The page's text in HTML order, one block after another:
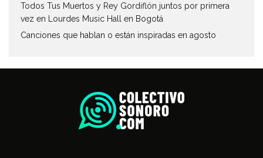
Todos Tus Muertos y Rey Gordiflón juntos por primera
vez en Lourdes Music Hall en Bogotá
Canciones que hablan o están inspiradas en agosto